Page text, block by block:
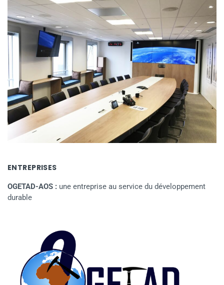
ENTREPRISES
OGETAD-AOS : une entreprise au service du développement
durable